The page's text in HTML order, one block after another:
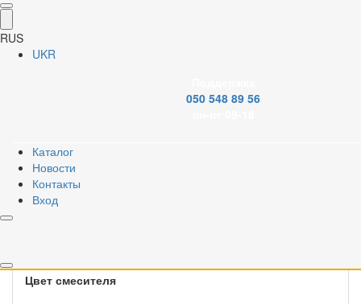
RUS
UKR
050 548 89 56
Каталог
Новости
Контакты
Вход
Бренд
Тип крепления смесителя
Цвет смесителя